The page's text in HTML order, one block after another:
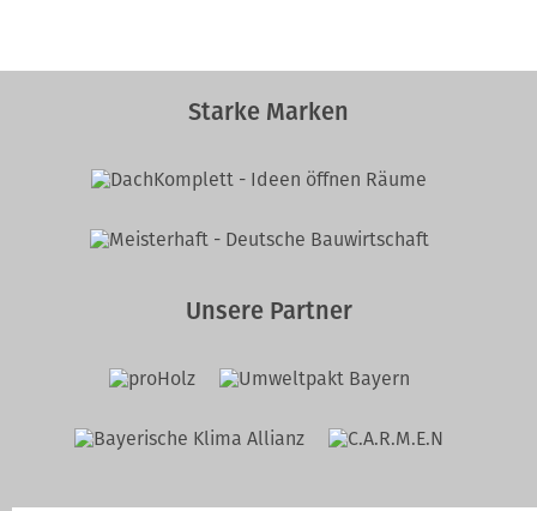
Starke Marken
Unsere Partner